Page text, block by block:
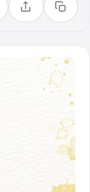
Compartilhar
Copiar